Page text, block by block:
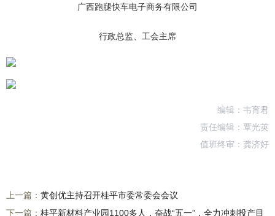
广西跑腿快车电子商务有限公司
行政总监、工会主席
编辑：韦育君
责任编辑：覃光英
值班终审：龚济好
上一篇： 黄创优主持召开桂平市委常委会会议
下一篇： 桂平新材料产业园1100多人，奋战“五一”，全力冲刺投产目